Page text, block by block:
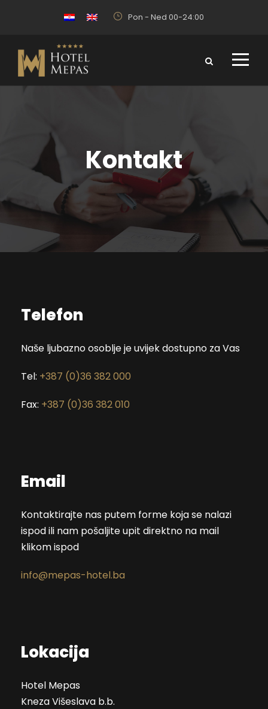
Pon - Ned 00-24:00
Kontakt
Telefon
Naše ljubazno osoblje je uvijek dostupno za Vas
Tel: +387 (0)36 382 000
Fax: +387 (0)36 382 010
Email
Kontaktirajte nas putem forme koja se nalazi
ispod ili nam pošaljite upit direktno na mail
klikom ispod
info@mepas-hotel.ba
Lokacija
Hotel Mepas
Kneza Višeslava b.b.